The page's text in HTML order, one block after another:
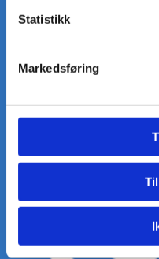
Statistikk
Markedsføring